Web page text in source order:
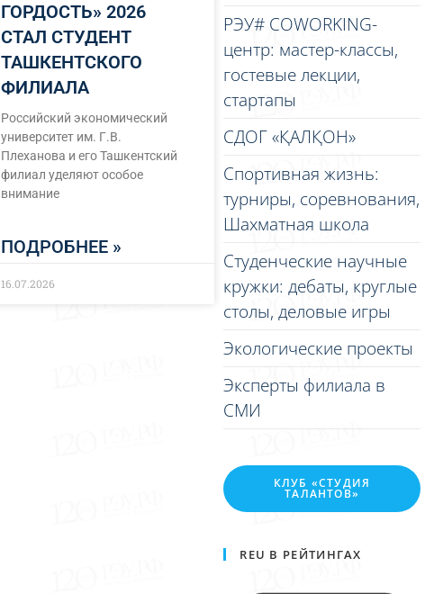
ГОРДОСТЬ» 2026
СТАЛ СТУДЕНТ
ТАШКЕНТСКОГО
ФИЛИАЛА
Российский экономический
университет им. Г.В.
Плеханова и его Ташкентский
филиал уделяют особое
внимание
ПОДРОБНЕЕ »
16.07.2026
РЭУ# COWORKING-
центр: мастер-классы,
гостевые лекции,
стартапы
СДОГ «ҚАЛҚОН»
Спортивная жизнь:
турниры, соревнования,
Шахматная школа
Студенческие научные
кружки: дебаты, круглые
столы, деловые игры
Экологические проекты
Эксперты филиала в
СМИ
КЛУБ «СТУДИЯ
ТАЛАНТОВ»
REU В РЕЙТИНГАХ